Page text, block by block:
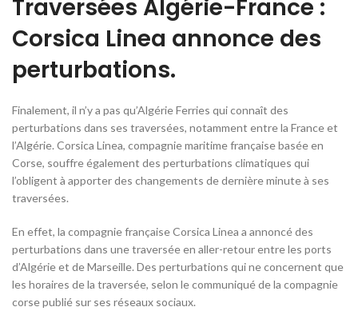
Traversées Algérie-France :
Corsica Linea annonce des
perturbations.
Finalement, il n’y a pas qu’Algérie Ferries qui connaît des
perturbations dans ses traversées, notamment entre la France et
l’Algérie. Corsica Linea, compagnie maritime française basée en
Corse, souffre également des perturbations climatiques qui
l’obligent à apporter des changements de dernière minute à ses
traversées.
En effet, la compagnie française Corsica Linea a annoncé des
perturbations dans une traversée en aller-retour entre les ports
d’Algérie et de Marseille. Des perturbations qui ne concernent que
les horaires de la traversée, selon le communiqué de la compagnie
corse publié sur ses réseaux sociaux.